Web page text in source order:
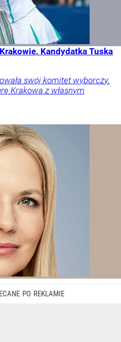
Kandydatka Tuska
swój komitet wyborczy.
Krakowa z własnym